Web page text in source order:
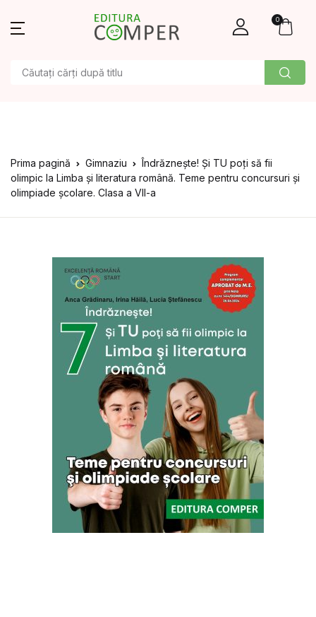
0
Prima pagină Gimnaziu
Îndrăznește! Și TU poți să fii
olimpic la Limba și literatura română. Teme pentru concursuri și
olimpiade școlare. Clasa a VII-a